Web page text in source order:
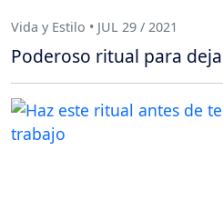
Vida y Estilo • JUL 29 / 2021
Poderoso ritual para